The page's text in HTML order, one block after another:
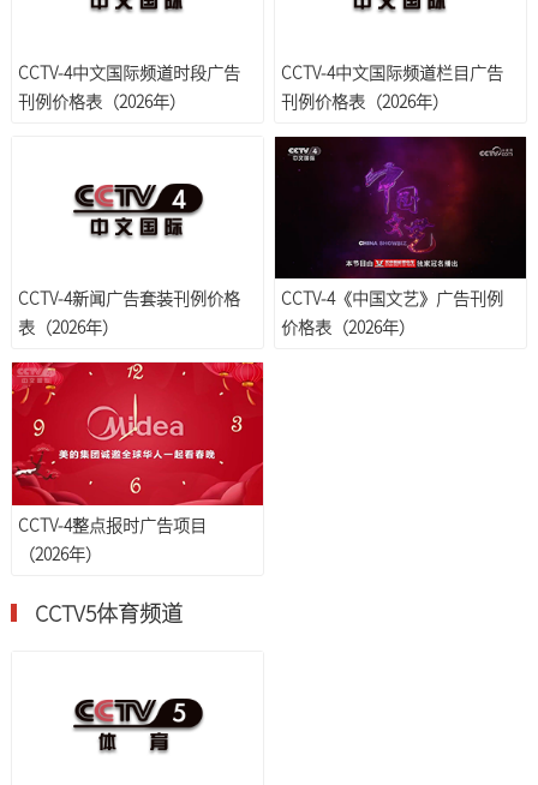
CCTV-4中文国际频道时段广告
刊例价格表（2026年）
CCTV-4中文国际频道栏目广告
刊例价格表（2026年）
CCTV-4新闻广告套装刊例价格
表（2026年）
CCTV-4《中国文艺》广告刊例
价格表（2026年）
CCTV-4整点报时广告项目
（2026年）
CCTV5体育频道